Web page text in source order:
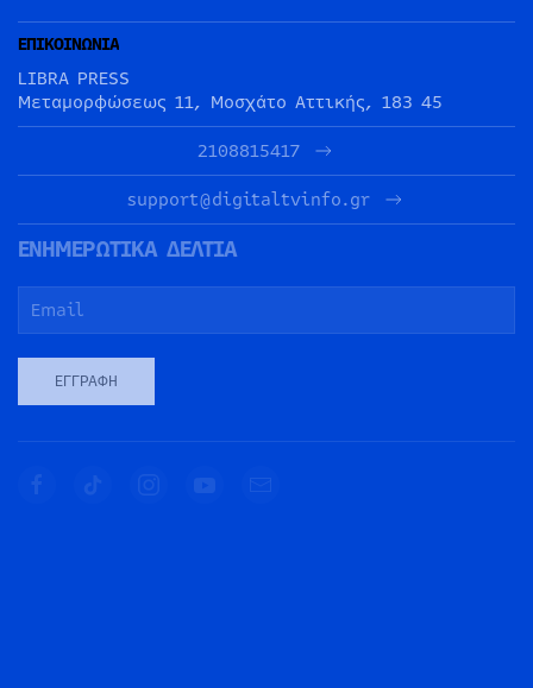
ΕΠΙΚΟΙΝΩΝΙΑ
LIBRA PRESS
Μεταμορφώσεως 11, Μοσχάτο Αττικής, 183 45
2108815417
support@digitaltvinfo.gr
ΕΝΗΜΕΡΩΤΙΚΑ ΔΕΛΤΙΑ
ΕΓΓΡΑΦΉ